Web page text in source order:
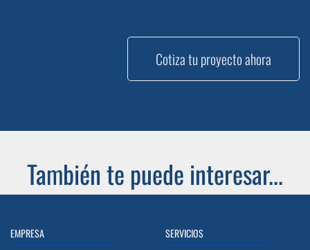
Cotiza tu proyecto ahora
También te puede interesar...
EMPRESA
SERVICIOS